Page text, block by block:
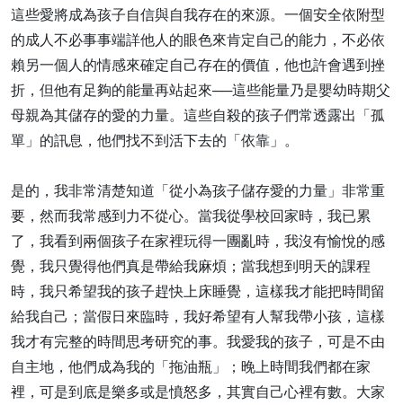
這些愛將成為孩子自信與自我存在的來源。一個安全依附型
的成人不必事事端詳他人的眼色來肯定自己的能力，不必依
賴另一個人的情感來確定自己存在的價值，他也許會遇到挫
折，但他有足夠的能量再站起來──這些能量乃是嬰幼時期父
母親為其儲存的愛的力量。這些自殺的孩子們常透露出「孤
單」的訊息，他們找不到活下去的「依靠」。
是的，我非常清楚知道「從小為孩子儲存愛的力量」非常重
要，然而我常感到力不從心。當我從學校回家時，我已累
了，我看到兩個孩子在家裡玩得一團亂時，我沒有愉悅的感
覺，我只覺得他們真是帶給我麻煩；當我想到明天的課程
時，我只希望我的孩子趕快上床睡覺，這樣我才能把時間留
給我自己；當假日來臨時，我好希望有人幫我帶小孩，這樣
我才有完整的時間思考研究的事。我愛我的孩子，可是不由
自主地，他們成為我的「拖油瓶」；晚上時間我們都在家
裡，可是到底是樂多或是憤怒多，其實自己心裡有數。大家